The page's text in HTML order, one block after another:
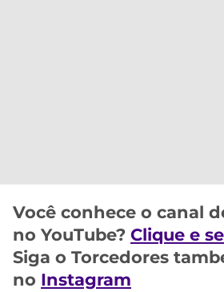
ONLINE
MELHORES
CASSINOS
ONLINE
2026
INTERNACIONAL
GRÊMIO
DOS
CAMPEÕES
LALIGA
Você conhece o canal
no YouTube? Clique e
Siga o Torcedores
no Instagram